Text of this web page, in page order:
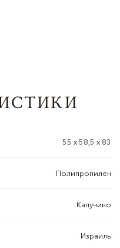
55 х 58,5 х 83
Полипропилен
Капучино
Израиль